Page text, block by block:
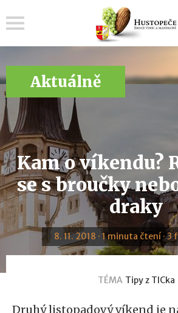
Aktuálně
Kam o víkendu?
se s broučky
draky
8. 11. 2018 · 1 minuta čtení ·
TÉMA Tipy z TICka
Druhý listopadový víkend je